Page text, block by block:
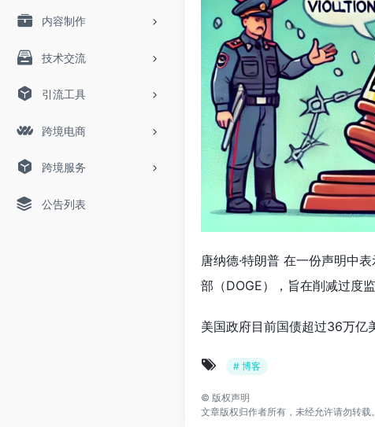
内容制作
技术交流
引流工具
跨境电商
跨境服务
公告列表
唐纳德·特朗普 在一份声明中
部（DOGE），旨在削减过度
美国政府目前国债超过36万亿
# 博客
© 版权声明
文章版权归作者所有，未经允许请勿转载。